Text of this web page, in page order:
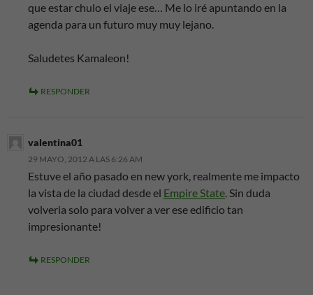
que estar chulo el viaje ese… Me lo iré apuntando en la
agenda para un futuro muy muy lejano.
Saludetes Kamaleon!
RESPONDER
valentina01
29 MAYO, 2012 A LAS 6:26 AM
Estuve el año pasado en new york, realmente me impacto
la vista de la ciudad desde el Empire State. Sin duda
volveria solo para volver a ver ese edificio tan
impresionante!
RESPONDER